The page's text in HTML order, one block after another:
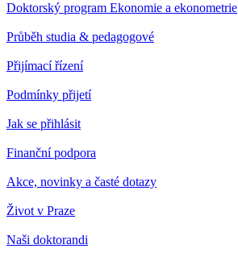
Doktorský program Ekonomie a ekonometrie
Průběh studia & pedagogové
Přijímací řízení
Podmínky přijetí
Jak se přihlásit
Finanční podpora
Akce, novinky a časté dotazy
Život v Praze
Naši doktorandi